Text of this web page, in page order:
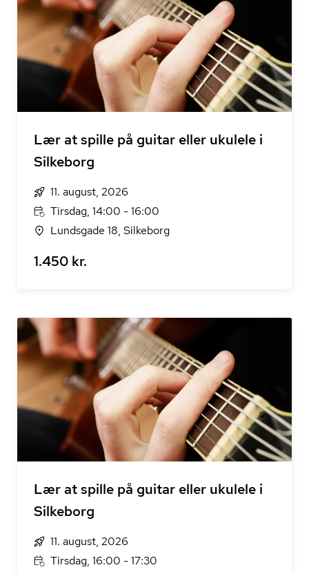
Lær at spille på guitar eller ukulele i
Silkeborg
11. august, 2026
Tirsdag, 14:00 - 16:00
Lundsgade 18, Silkeborg
1.450 kr.
Lær at spille på guitar eller ukulele i
Silkeborg
11. august, 2026
Tirsdag, 16:00 - 17:30